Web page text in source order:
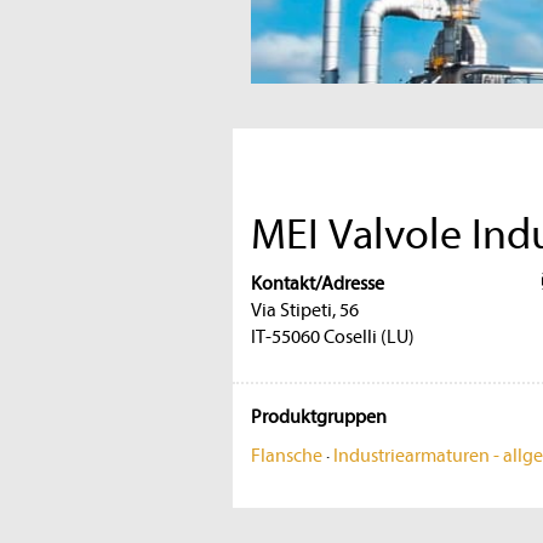
MEI Valvole
Kontakt/Adresse
Via Stipeti, 56
IT-55060 Coselli (LU)
Produktgruppen
Flansche· Industriearmaturen -